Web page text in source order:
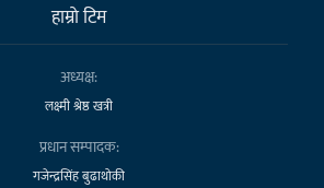
हाम्राे टिम
अध्यक्ष:
लक्ष्मी श्रेष्ठ खत्री
प्रधान सम्पादक:
गजेन्द्रसिंह बुढाथोकी